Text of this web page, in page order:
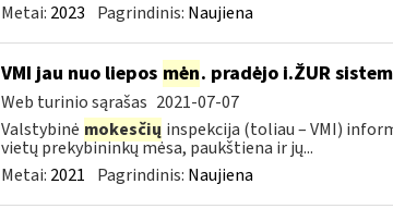
Metai: 2023 Pagrindinis: Naujiena
VMI jau nuo liepos mėn. pradėjo i.ŽUR
Web turinio sąrašas 2021-07-07
Valstybinė mokesčių inspekcija (toliau – VMI)
vietų prekybininkų mėsa, paukštiena ir jų...
Metai: 2021 Pagrindinis: Naujiena